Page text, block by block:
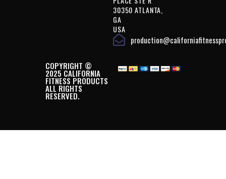
30350 ATLANTA,
GA
USA
COPYRIGHT ©
2025 CALIFORNIA
FITNESS PRODUCTS
ALL RIGHTS
RESERVED.